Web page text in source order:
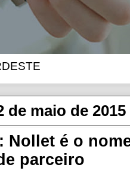
de maio de 2015
Nollet é o
parceiro